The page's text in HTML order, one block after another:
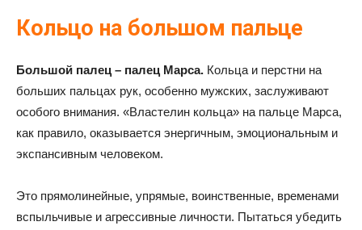
Кольцо на большом пальце
Большой палец – палец Марса. Кольца и перстни на
больших пальцах рук, особенно мужских, заслуживают
особого внимания. «Властелин кольца» на пальце Марса,
как правило, оказывается энергичным, эмоциональным и
экспансивным человеком.
Это прямолинейные, упрямые, воинственные, временами
вспыльчивые и агрессивные личности. Пытаться убедить